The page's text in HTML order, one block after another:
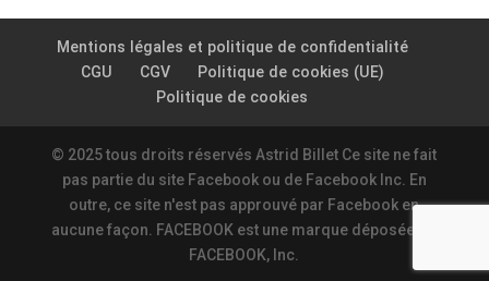
Mentions légales et politique de confidentialité
CGU
CGV
Politique de cookies (UE)
Politique de cookies
© 2025 tous droits réservés Astrid Billet Ce site ne fait
pas partie du site Facebook ou de Facebook Inc. En
outre, ce site n'est pas approuvé par Facebook en
aucune façon. FACEBOOK est une marque déposée de
FACEBOOK, Inc.